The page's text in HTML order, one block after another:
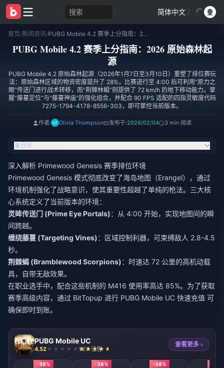
搜索 简体中文 /
首页/新闻资讯/ PUBG Mobile 4.2 赛季上分指南：2026 原始森林起源
PUBG Mobile 4.2 赛季上分指南：2026 原始森林起
源
PUBG Mobile 4.2 原始森林起源（2026年1月7日至3月10日）重塑了排位赛玩
法：原始森林区域的物资密度提升了 28%，比赛进行至 4:00 后可利用“原力之
眼”传送门进行战术转移，而“荆棘林蝎”则提供了 72 km/h 的地下移动能力。掌
握“藤蔓定位”与“藤蔓神庙”的强化组合，并配合 90 FPS 适配的四指灵敏度代码
7275-1794-4178-8556-303，即可掌控当前版本。
作者: Olivia Thompson 发布于:2026/02/04 3 min 阅读
目录
深入解析 Primewood Genesis 赛季排位环境
Primewood Genesis 模式彻底改变了海岛地图（Erangel），通过
环境机制强化了战略意识，使其重要性超越了单纯的枪法。三大核
心系统定义了当前版本的环境：
灵眸传送门 (Prime Eye Portals)：从 4:00 开始，实现地图间的瞬
间跨越。
缠绕藤蔓 (Targeting Vines)：区域控制利器，可束缚敌人 2.8-4.5
秒。
荆棘蝎 (Bramblewood Scorpions)：时速达 72 公里的高机动载
具，自带无敌效果。
在职业选手中，配合这些机制的 M416 使用率高达 85%。为了获取
赛季高级内容，通过 BitTopup 进行 PUBG Mobile UC 快速充值 可
确保即时到账。
PUBG Mobile UC
4.52 929 已售
查看更多 ›
-38% -38% -38%